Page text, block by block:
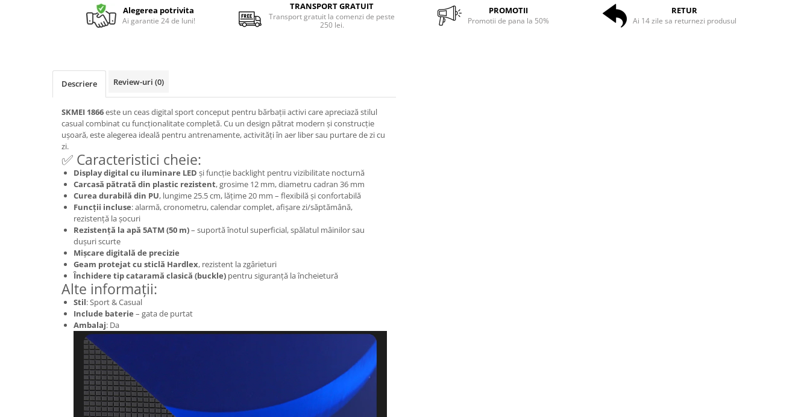
Alegerea potrivita
Ai garantie 24 de luni!
TRANSPORT GRATUIT
Transport gratuit la comenzi de peste
250 lei.
PROMOTII
Promotii de pana la 50%
RETUR
Ai 14 zile sa returnezi produsul
Descriere Review-uri (0)
SKMEI 1866este un ceas digital sport conceput pentru bărbații activi care apreciază stilul
casual combinat cu funcționalitate completă. Cu un design pătrat modern și construcție
ușoară, este alegerea ideală pentru antrenamente, activități în aer liber sau purtare de zi cu
zi.
✅ Caracteristici cheie:
Display digital cu iluminare LED și funcție backlight pentru vizibilitate nocturnă
Carcasă pătrată din plastic rezistent, grosime 12 mm, diametru cadran 36 mm
Curea durabilă din PU, lungime 25.5 cm, lățime 20 mm – flexibilă și confortabilă
Funcții incluse: alarmă, cronometru, calendar complet, afișare zi/săptămână,
rezistență la șocuri
Rezistență la apă 5ATM (50 m)– suportă înotul superficial, spălatul mâinilor sau
dușuri scurte
Mișcare digitală de precizie
Geam protejat cu sticlă Hardlex, rezistent la zgârieturi
Închidere tip cataramă clasică (buckle) pentru siguranță la încheietură
Alte informații:
Stil: Sport & Casual
Include baterie – gata de purtat
Ambalaj: Da